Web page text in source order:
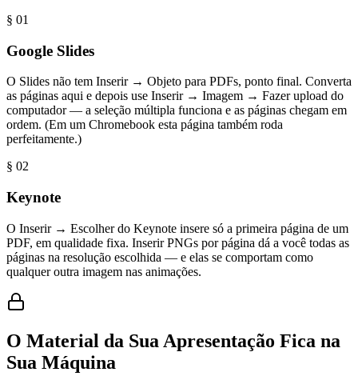
§ 01
Google Slides
O Slides não tem Inserir → Objeto para PDFs, ponto final. Converta
as páginas aqui e depois use Inserir → Imagem → Fazer upload do
computador — a seleção múltipla funciona e as páginas chegam em
ordem. (Em um Chromebook esta página também roda
perfeitamente.)
§ 02
Keynote
O Inserir → Escolher do Keynote insere só a primeira página de um
PDF, em qualidade fixa. Inserir PNGs por página dá a você todas as
páginas na resolução escolhida — e elas se comportam como
qualquer outra imagem nas animações.
O Material da Sua Apresentação Fica na
Sua Máquina